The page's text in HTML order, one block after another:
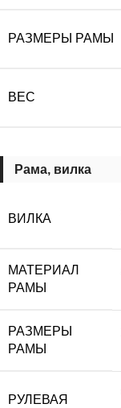
РАЗМЕРЫ РАМЫ
ВЕС
Рама, вилка
ВИЛКА
МАТЕРИАЛ
РАМЫ
РАЗМЕРЫ
РАМЫ
РУЛЕВАЯ